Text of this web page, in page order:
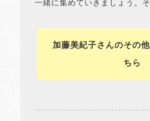
一緒に集めていきましょう。
加藤美紀子さんのその
ちら